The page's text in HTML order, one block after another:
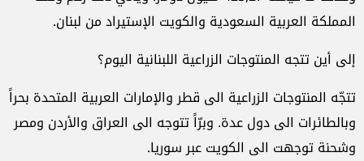
المملكة العربية السعودية والكويت الإستيراد من لبنان.
إلى أين تتجه المنتوجات الزراعية اللبنانية اليوم؟
تتجّه المنتوجات الزراعية الى قطر والإمارات العربية المتحدة بحراً
وبالطائرات الى دول عدة. وبرّاً تتوجه الى العراق والأردن ومصر
وشحنة توجهت الى الكويت عبر سوريا.